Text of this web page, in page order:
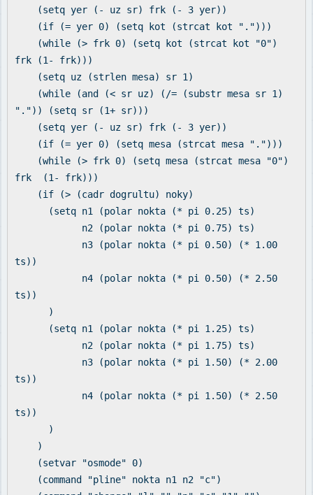
(setq yer (- uz sr) frk (- 3 yer))
(if (= yer 0) (setq kot (strcat kot ".")))
(while (> frk 0) (setq kot (strcat kot "0")
frk (1- frk)))
(setq uz (strlen mesa) sr 1)
(while (and (< sr uz) (/= (substr mesa sr 1)
".")) (setq sr (1+ sr)))
(setq yer (- uz sr) frk (- 3 yer))
(if (= yer 0) (setq mesa (strcat mesa ".")))
(while (> frk 0) (setq mesa (strcat mesa "0")
frk (1- frk)))
(if (> (cadr dogrultu) noky)
(setq n1 (polar nokta (* pi 0.25) ts)
n2 (polar nokta (* pi 0.75) ts)
n3 (polar nokta (* pi 0.50) (* 1.00
ts))
n4 (polar nokta (* pi 0.50) (* 2.50
ts))
)
(setq n1 (polar nokta (* pi 1.25) ts)
n2 (polar nokta (* pi 1.75) ts)
n3 (polar nokta (* pi 1.50) (* 2.00
ts))
n4 (polar nokta (* pi 1.50) (* 2.50
ts))
)
)
(setvar "osmode" 0)
(command "pline" nokta n1 n2 "c")